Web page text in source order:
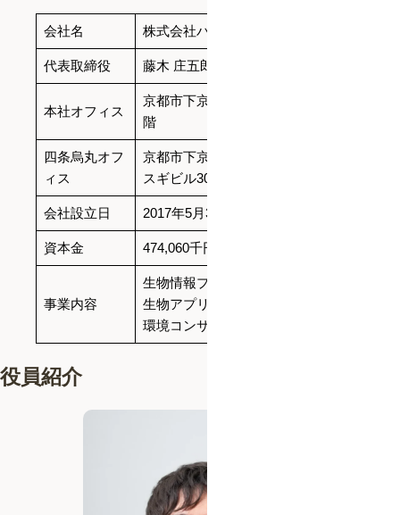
会社名 株式会社バイオーム（BIOME Inc.）
代表取締役 藤木 庄五郎
本社オフィス
京都市下京区中堂寺南町134番地ASTEM
階
四条烏丸オフ
ィス
京都市下京区綾小路通新町東入善長寺町
スギビル305
会社設立日 2017年5月31日
資本金 474,060千円（資本準備金含む）
事業内容
生物情報プラットフォーム運営
生物アプリ開発運営
環境コンサルティング
役員紹介